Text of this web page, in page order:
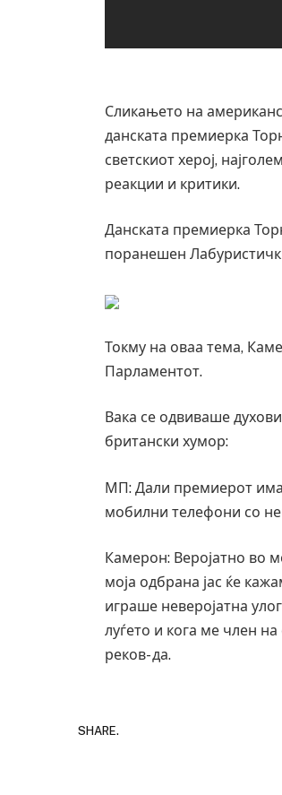
Сликањето на
данската премиерка
светскиот херој,
реакции и критики.
Данската премиерка
поранешен
Токму на оваа тема,
Парламентот.
Вака се одвиваше
британски хумор:
МП: Дали премиерот
мобилни телефони со
Камерон: Веројатно во
моја одбрана јас ќе
играше неверојатна
луѓето и кога ме член
реков- да.
SHARE.